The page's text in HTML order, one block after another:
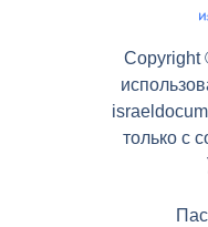
Copyright
только с